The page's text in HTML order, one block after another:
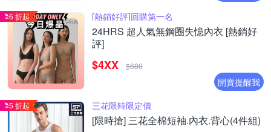
6 折起 [熱銷好評]回購第一名
24HRS 超人氣無鋼圈失憶內衣 [熱銷好
評]
$4XX $680
開賣提醒我
5 折起 三花限時限定價
[限時搶] 三花全棉短袖.內衣.背心(4件組)